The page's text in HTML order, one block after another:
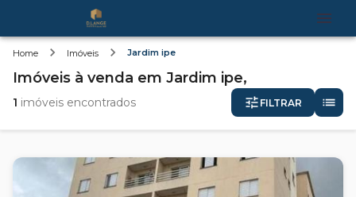
Home Imóveis Jardim ipe
Imóveis à venda em Jardim ipe,
1 imóveis encontrados FILTRAR